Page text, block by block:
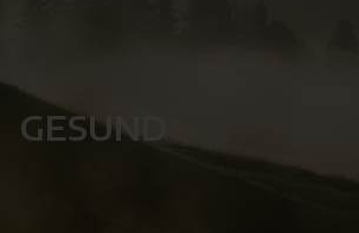
GESUND